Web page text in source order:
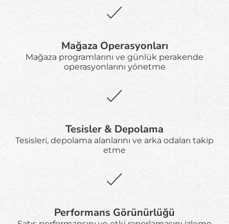
Mağaza Operasyonları
Mağaza programlarını ve günlük perakende
operasyonlarını yönetme
Tesisler & Depolama
Tesisleri, depolama alanlarını ve arka odaları takip
etme
Performans Görünürlüğü